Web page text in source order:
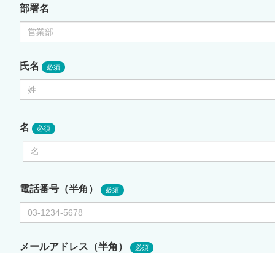
部署名
氏名
名
電話番号（半角）
メールアドレス（半角）